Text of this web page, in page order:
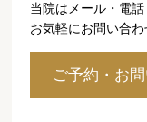
当院はメール・電
お気軽にお問い合わ
ご予約・お